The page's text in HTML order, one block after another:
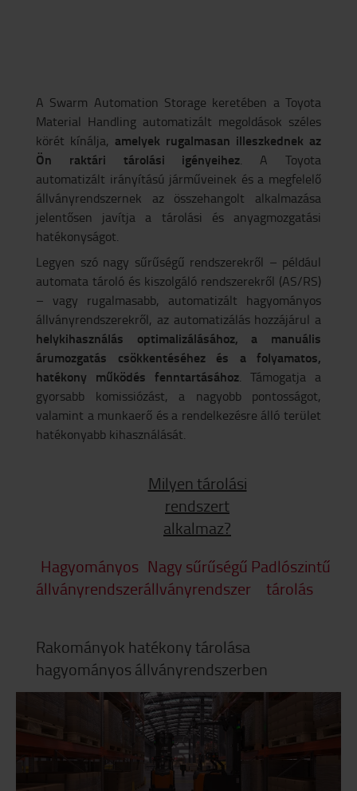
A Swarm Automation Storage keretében a Toyota
Material Handling automatizált megoldások széles
körét kínálja, amelyek rugalmasan illeszkednek az
Ön raktári tárolási igényeihez. A Toyota
automatizált irányítású járműveinek és a megfelelő
állványrendszernek az összehangolt alkalmazása
jelentősen javítja a tárolási és anyagmozgatási
hatékonyságot.
Legyen szó nagy sűrűségű rendszerekről – például
automata tároló és kiszolgáló rendszerekről (AS/RS)
– vagy rugalmasabb, automatizált hagyományos
állványrendszerekről, az automatizálás hozzájárul a
helykihasználás optimalizálásához, a manuális
árumozgatás csökkentéséhez és a folyamatos,
hatékony működés fenntartásához. Támogatja a
gyorsabb komissiózást, a nagyobb pontosságot,
valamint a munkaerő és a rendelkezésre álló terület
hatékonyabb kihasználását.
Milyen tárolási
rendszert
alkalmaz?
Hagyományos
állványrendszer
Nagy sűrűségű
állványrendszer
Padlószintű
tárolás
Rakományok hatékony tárolása
hagyományos állványrendszerben